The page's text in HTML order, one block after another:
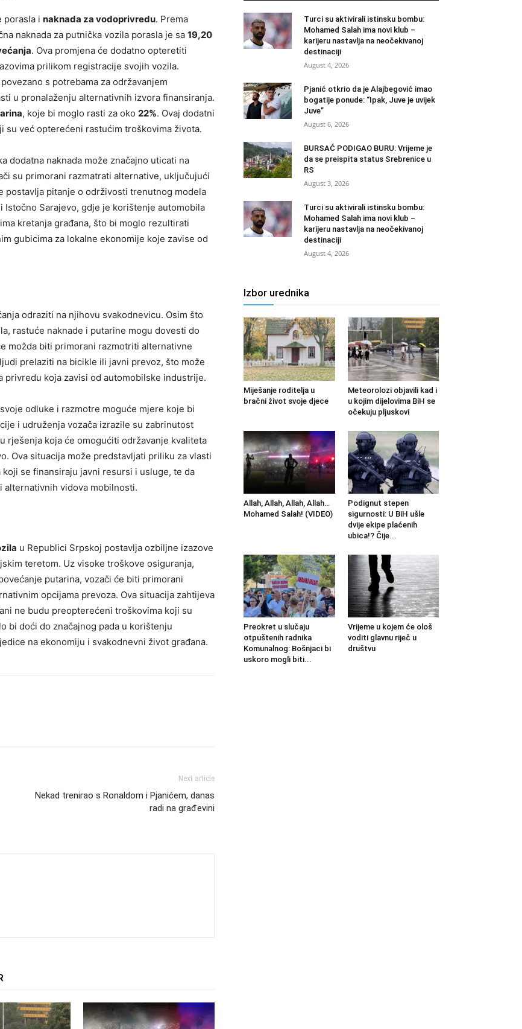
porasla i naknada za vodoprivredu. Prema
naknada za putnička vozila porasla je sa 19,20
. Ova promjena će dodatno opteretiti
prilikom registracije svojih vozila.
s potrebama za održavanjem
u pronalaženju alternativnih izvora finansiranja.
, koje bi moglo rasti za oko 22%. Ovaj dodatni
su već opterećeni rastućim troškovima života.
dodatna naknada može značajno uticati na
su primorani razmatrati alternative, uključujući
postavlja pitanje o održivosti trenutnog modela
Istočno Sarajevo, gdje je korištenje automobila
kretanja građana, što bi moglo rezultirati
gubicima za lokalne ekonomije koje zavise od
odraziti na njihovu svakodnevicu. Osim što
rastuće naknade i putarine mogu dovesti do
možda biti primorani razmotriti alternativne
prelaziti na bicikle ili javni prevoz, što može
koja zavisi od automobilske industrije.
odluke i razmotre moguće mjere koje bi
i udruženja vozača izrazile su zabrinutost
rješenja koja će omogućiti održavanje kvaliteta
Ova situacija može predstavljati priliku za vlasti
se finansiraju javni resursi i usluge, te da
alternativnih vidova mobilnosti.
u Republici Srpskoj postavlja ozbiljne izazove
teretom. Uz visoke troškove osiguranja,
putarina, vozači će biti primorani
opcijama prevoza. Ova situacija zahtijeva
ne budu preopterećeni troškovima koji su
bi doći do značajnog pada u korištenju
na ekonomiju i svakodnevni život građana.
Next article
Nekad trenirao s Ronaldom i Pjanićem, danas
radi na građevini
Turci su aktivirali istinsku bombu:
Mohamed Salah ima novi klub –
karijeru nastavlja na neočekivanoj
destinaciji
August 4, 2026
Pjanić otkrio da je Alajbegović imao
bogatije ponude: “Ipak, Juve je uvijek
Juve”
August 6, 2026
BURSAĆ PODIGAO BURU: Vrijeme je
da se preispita status Srebrenice u
RS
August 3, 2026
Turci su aktivirali istinsku bombu:
Mohamed Salah ima novi klub –
karijeru nastavlja na neočekivanoj
destinaciji
August 4, 2026
Izbor urednika
Miješanje roditelja u
bračni život svoje djece
Meteorolozi objavili kad i
u kojim dijelovima BiH se
očekuju pljuskovi
Allah, Allah, Allah, Allah…
Mohamed Salah! (VIDEO)
Podignut stepen
sigurnosti: U BiH ušle
dvije ekipe plaćenih
ubica!? Čije...
Preokret u slučaju
otpuštenih radnika
Komunalnog: Bošnjaci bi
uskoro mogli biti...
Vrijeme u kojem će ološ
voditi glavnu riječ u
društvu